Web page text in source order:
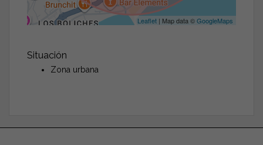
Leaflet | Map data ©GoogleMaps
Situación
Zona urbana